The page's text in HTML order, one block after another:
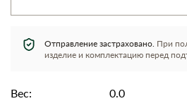
Отправление застраховано. При
изделие и комплектацию перед
Вес:
0.0